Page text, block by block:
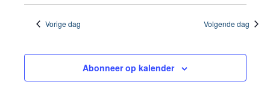
juli
2024
Vorige dag Volgende dag
Abonneer op kalender